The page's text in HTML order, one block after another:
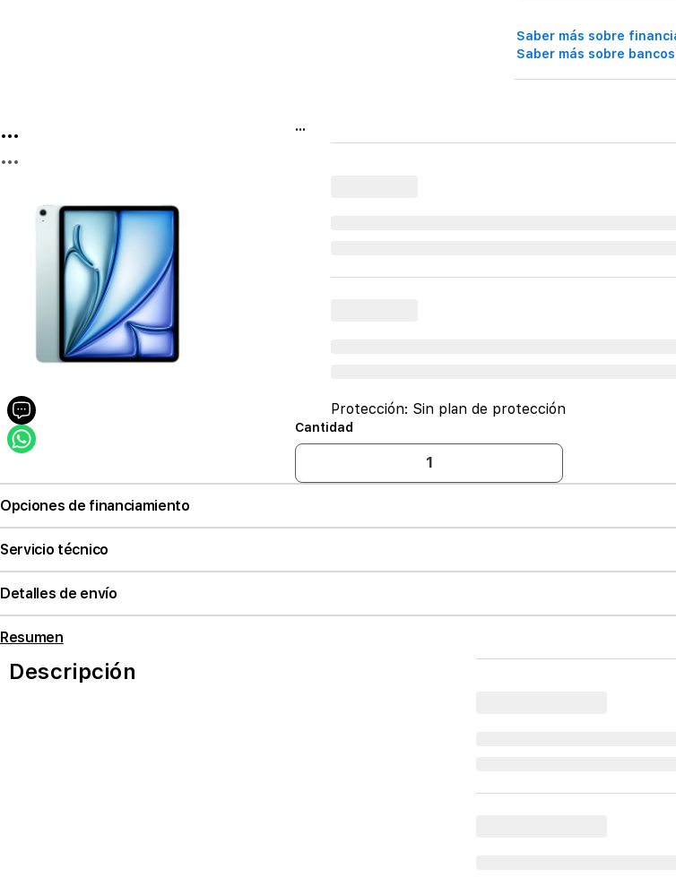
Saber más sobre
Saber más sobre
...
...
...
Protección: Sin plan de protección
Cantidad
Opciones de financiamiento
Servicio técnico
Detalles de envío
Resumen
Descripción